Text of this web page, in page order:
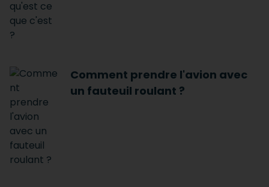
Comment prendre l'avion avec
un fauteuil roulant ?